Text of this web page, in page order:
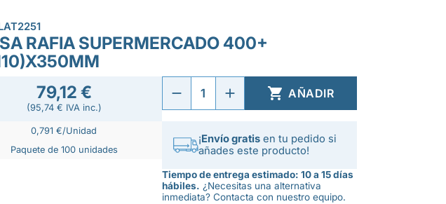
RAFIA SUPERMERCADO 400+
79,12 €
(95,74 € IVA inc.)
0,791 €/Unidad
Paquete de 100 unidades
 AÑADIR
¡Envío gratisen tu pedido si
añades este producto!
Tiempo de entrega estimado: 10 a 15 días
hábiles. ¿Necesitas una alternativa
inmediata? Contacta con nuestro equipo.